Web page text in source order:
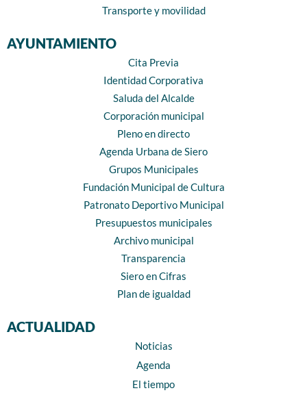
Transporte y movilidad
AYUNTAMIENTO
Cita Previa
Identidad Corporativa
Saluda del Alcalde
Corporación municipal
Pleno en directo
Agenda Urbana de Siero
Grupos Municipales
Fundación Municipal de Cultura
Patronato Deportivo Municipal
Presupuestos municipales
Archivo municipal
Transparencia
Siero en Cifras
Plan de igualdad
ACTUALIDAD
Noticias
Agenda
El tiempo